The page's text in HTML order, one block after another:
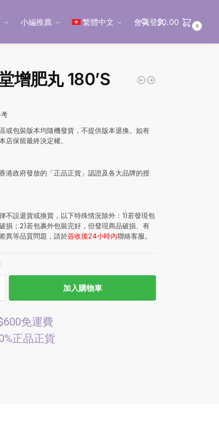
小編推薦 繁體中文 會員登入
$0.00 0
增肥丸 180’S
或包裝版本均隨機發貨，不提供版本退換。如有
店保留最終決定權。
港政府發放的「正品正貨」認證及各大品牌的授
不設退貨或換貨，以下特殊情況除外：1)若發現包
損；2)若包裹外包裝完好，但發現商品破損、有
異等品質問題，請於簽收後24小時內聯絡客服。
加入購物車
免運費
正品正貨